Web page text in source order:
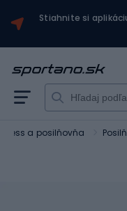
Stiahnite si
a posilňovňa